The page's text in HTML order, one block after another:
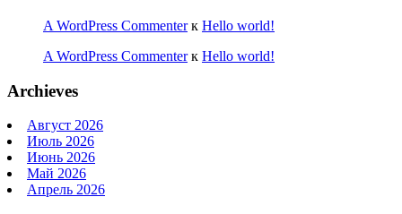
A WordPress Commenterк Hello world!
A WordPress Commenterк Hello world!
Archieves
Август 2026
Июль 2026
Июнь 2026
Май 2026
Апрель 2026